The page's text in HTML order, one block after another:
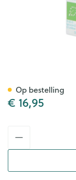
€ 16,95
Op bestelling